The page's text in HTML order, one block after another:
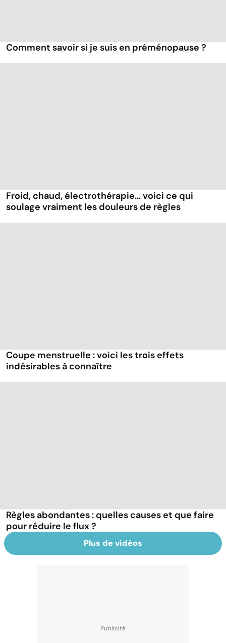
Comment savoir si je suis en préménopause ?
Froid, chaud, électrothérapie... voici ce qui
soulage vraiment les douleurs de règles
Coupe menstruelle : voici les trois effets
indésirables à connaître
Règles abondantes : quelles causes et que faire
pour réduire le flux ?
Plus de vidéos